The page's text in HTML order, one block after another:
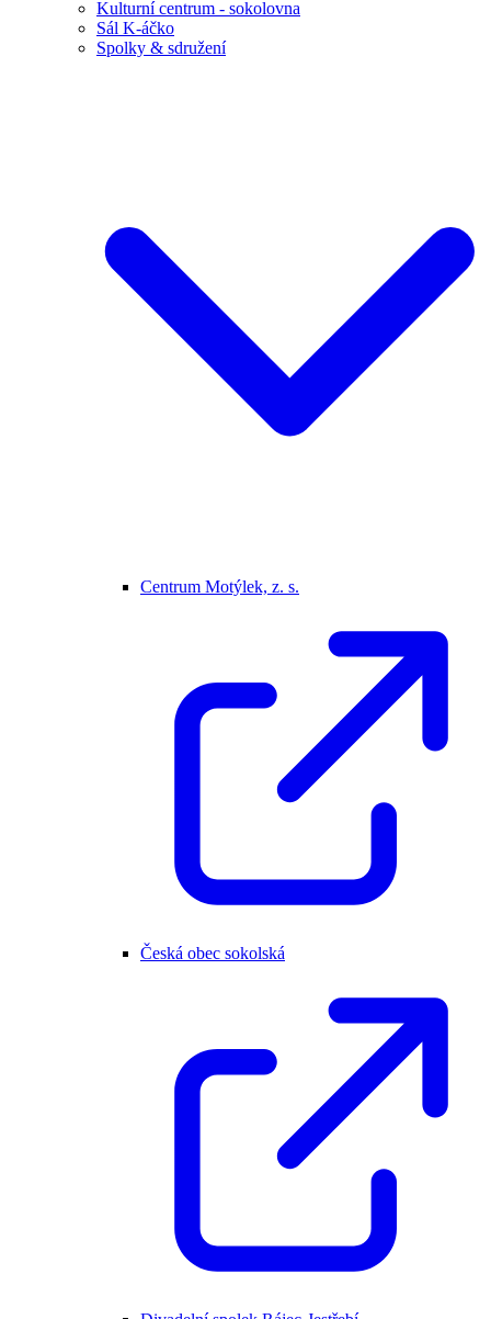
Kulturní centrum - sokolovna
Sál K-áčko
Spolky & sdružení
Centrum Motýlek, z. s.
Česká obec sokolská